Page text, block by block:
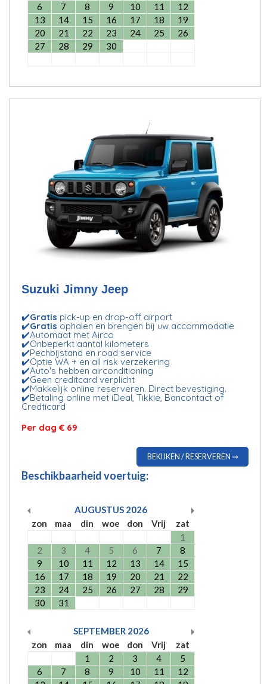
6
7 8 9 10 11
12
13
14 15 16 17 18
19
20
21 22 23 24 25
26
27
28 29 30
Suzuki Jimny Jeep
✔️Gratis pick-up en drop-off airport
✔️Gratis ophalen en brengen bij uw accommodatie
✔️Automaat met Airco
✔️Onbeperkt aantal kilometers
✔️Pechbijstand en road service
✔️Optie WA + en all risk verzekering
✔️Auto's hebben airconditioning
✔️Geen creditcard verplicht
✔️Makkelijk online reserveren. Direct bevestiging.
✔️Betaling online met iDeal, Tikkie, Bancontact of
Credticard
Per dag € 69
BEKIJKEN / RESERVEREN ⇒
Beschikbaarheid voertuig:
AUGUSTUS 2026
zon
maa din woe don Vrij
zat
1
2
3 4 5 6 7
8
9
10 11 12 13 14
15
16
17 18 19 20 21
22
23
24 25 26 27 28
29
30
31
SEPTEMBER 2026
zon
maa din woe don Vrij
zat
1
2 3 4
5
6
7 8 9 10 11
12